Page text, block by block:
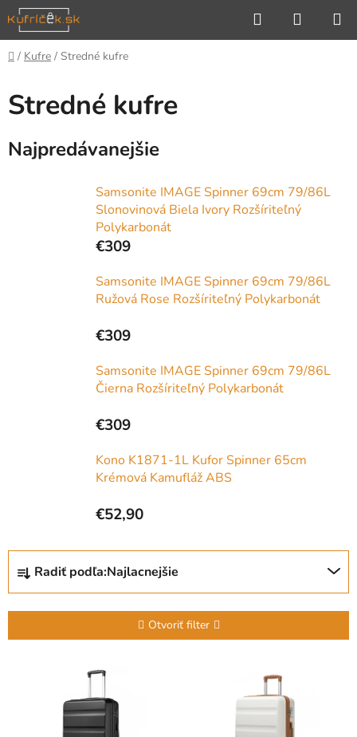
Prejsť
na
obsah
Hľadať
KOŠÍK
Domov
/ Kufre / Stredné kufre
Stredné kufre
Najpredávanejšie
Samsonite IMAGE Spinner 69cm 79/86L
Slonovinová Biela Ivory Rozšíriteľný
Polykarbonát
€309
Samsonite IMAGE Spinner 69cm 79/86L
Ružová Rose Rozšíriteľný Polykarbonát
€309
Samsonite IMAGE Spinner 69cm 79/86L
Čierna Rozšíriteľný Polykarbonát
€309
Kono K1871-1L Kufor Spinner 65cm
Krémová Kamufláž ABS
€52,90
R
d
n
Radiť podľa:Najlacnejšie
Otvoriť filter